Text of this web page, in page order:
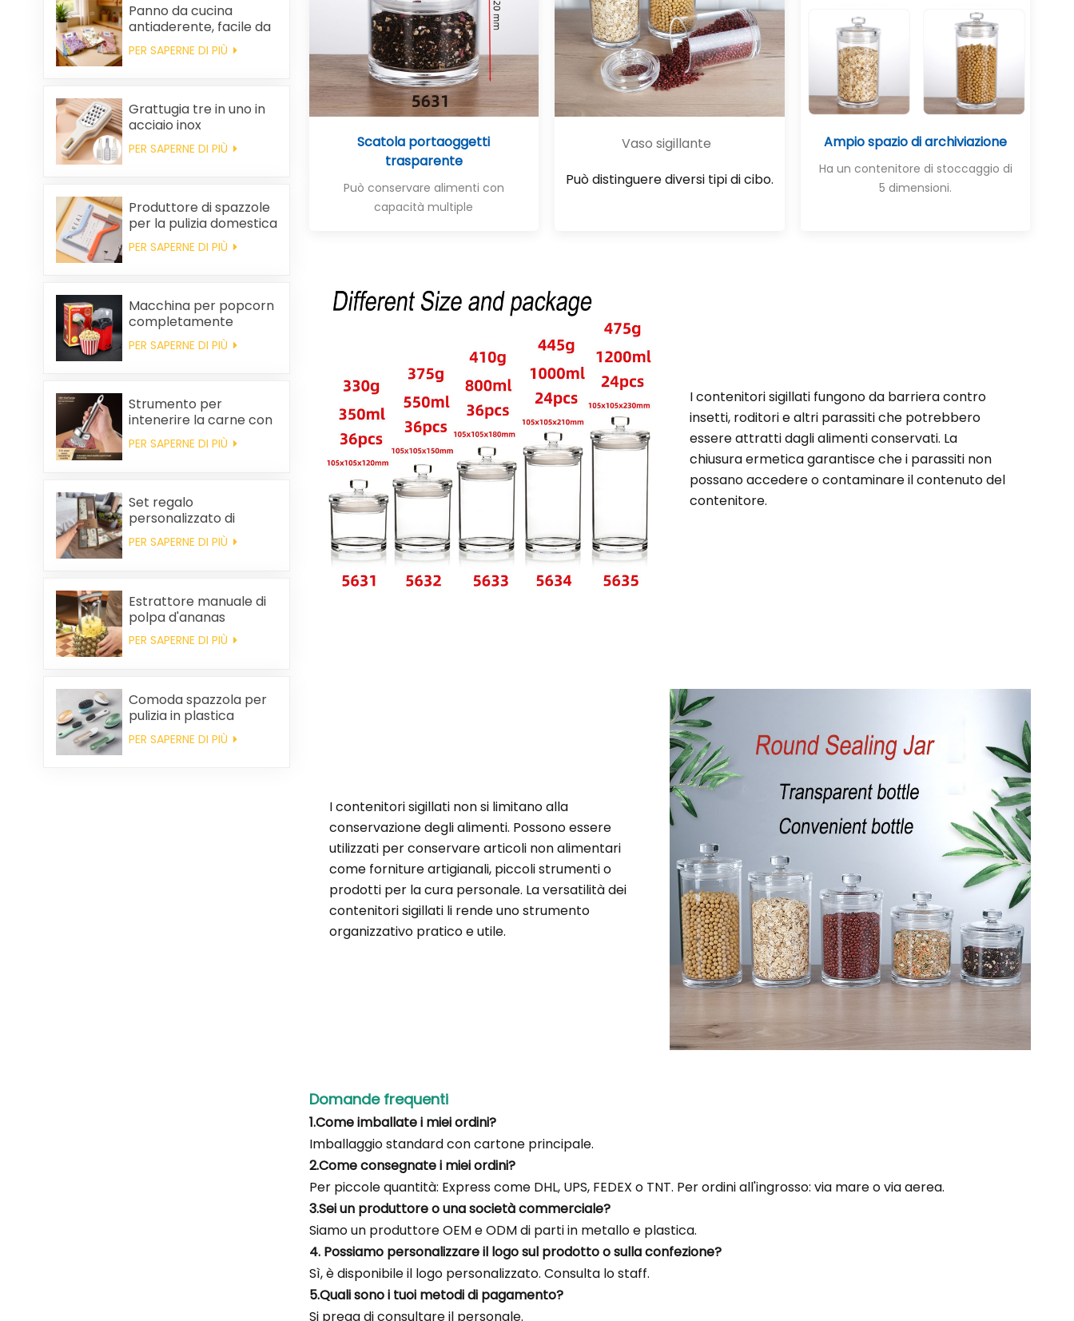
Panno da cucina
antiaderente, facile da
pulire, spesso,
stampato, quadrato, in
PER SAPERNE DI PIÙ
Grattugia tre in uno in
acciaio inox
PER SAPERNE DI PIÙ
Produttore di spazzole
per la pulizia domestica
in plastica per la
rimozione dei peli
PER SAPERNE DI PIÙ
Macchina per popcorn
completamente
automatica, macchina
per popcorn portatile
PER SAPERNE DI PIÙ
Strumento per
intenerire la carne con
ago da bistecca
PER SAPERNE DI PIÙ
Set regalo
personalizzato di
asciugamani da cucina
e tovaglioli quadrati in
matrimonio e per la
pulizia della casa.
PER SAPERNE DI PIÙ
Estrattore manuale di
polpa d'ananas
PER SAPERNE DI PIÙ
Comoda spazzola per
pulizia in plastica
all'ingrosso
PER SAPERNE DI PIÙ
Scatola portaoggetti
trasparente
Può conservare alimenti con
capacità multiple
Vaso sigillante
Può distinguere diversi tipi di cibo.
Ampio spazio di archiviazione
Ha un contenitore di stoccaggio di
5 dimensioni.
I contenitori sigillati fungono da barriera contro
insetti, roditori e altri parassiti che potrebbero
essere attratti dagli alimenti conservati. La
chiusura ermetica garantisce che i parassiti non
possano accedere o contaminare il contenuto del
contenitore.
I contenitori sigillati non si limitano alla
conservazione degli alimenti. Possono essere
utilizzati per conservare articoli non alimentari
come forniture artigianali, piccoli strumenti o
prodotti per la cura personale. La versatilità dei
contenitori sigillati li rende uno strumento
organizzativo pratico e utile.
Domande frequenti
1.Come imballate i miei ordini?
Imballaggio standard con cartone principale.
2.Come consegnate i miei ordini?
Per piccole quantità: Express come DHL, UPS, FEDEX o TNT. Per ordini all'ingrosso: via mare o via aerea.
3.Sei un produttore o una società commerciale?
Siamo un produttore OEM e ODM di parti in metallo e plastica.
4. Possiamo personalizzare il logo sul prodotto o sulla confezione?
Sì, è disponibile il logo personalizzato. Consulta lo staff.
5.Quali sono i tuoi metodi di pagamento?
Si prega di consultare il personale.